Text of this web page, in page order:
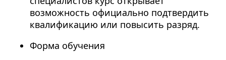
возможность официально подтвердить
квалификацию или повысить разряд.
Форма обучения